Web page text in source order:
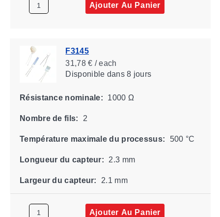
Ajouter Au Panier
F3145
31,78 € / each
Disponibledans 8 jours
Résistance nominale: 1000 Ω
Nombre de fils: 2
Température maximale du processus: 500 °C
Longueur du capteur: 2.3 mm
Largeur du capteur: 2.1 mm
Ajouter Au Panier